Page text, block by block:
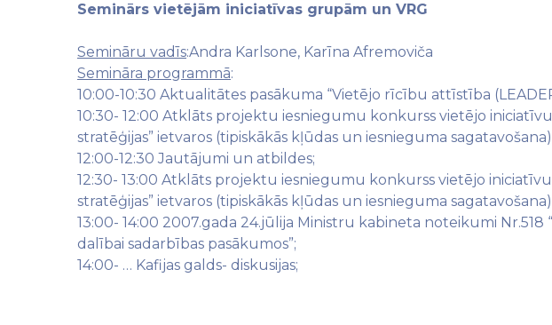
Seminārs vietējām iniciatīvas grupām un VRG
Semināru vadīs:Andra Karlsone, Karīna Afremoviča
Semināra programmā:
10:00-10:30 Aktualitātes pasākuma “Vietējo rīcību attīstība
10:30- 12:00 Atklāts projektu iesniegumu konkurss vietējo
stratēģijas” ietvaros (tipiskākās kļūdas un iesnieguma
12:00-12:30 Jautājumi un atbildes;
12:30- 13:00 Atklāts projektu iesniegumu konkurss vietējo
stratēģijas” ietvaros (tipiskākās kļūdas un iesnieguma
13:00- 14:00 2007.gada 24.jūlija Ministru kabineta noteikumi
dalībai sadarbības pasākumos”;
14:00- … Kafijas galds- diskusijas;